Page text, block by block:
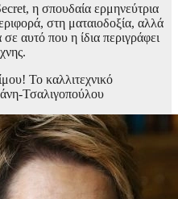
η σπουδαία ερμηνεύτρια
στη ματαιοδοξία, αλλά
αυτό που η ίδια περιγράφει
Το καλλιτεχνικό
Τσαλιγοπούλου